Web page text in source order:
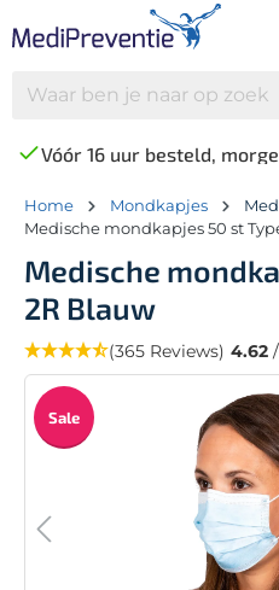
Vóór 16 uur besteld,
Home Mondkapjes
Medische mondkapjes 50 st
Medische
2R Blauw
(365 Reviews) 4.62
Sale